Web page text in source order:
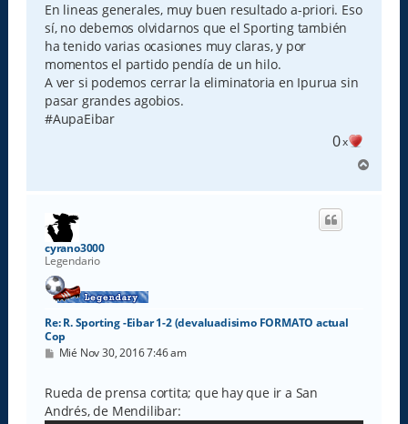
En lineas generales, muy buen resultado a-priori. Eso
sí, no debemos olvidarnos que el Sporting también
ha tenido varias ocasiones muy claras, y por
momentos el partido pendía de un hilo.
A ver si podemos cerrar la eliminatoria en Ipurua sin
pasar grandes agobios.
#AupaEibar
0x
r
cyrano3000
Legendario
Re: R. Sporting -Eibar 1-2 (devaluadisimo FORMATO actual
Cop
M
s
a
j
Mié Nov 30, 2016 7:46 am
Rueda de prensa cortita; que hay que ir a San
Andrés, de Mendilibar: